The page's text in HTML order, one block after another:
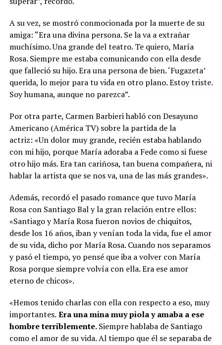
A su vez, se mostró conmocionada por la muerte de su
amiga: “Era una divina persona. Se la va a extrañar
muchísimo. Una grande del teatro. Te quiero, María
Rosa. Siempre me estaba comunicando con ella desde
que falleció su hijo. Era una persona de bien. ‘Fugazeta’
querida, lo mejor para tu vida en otro plano. Estoy triste.
Soy humana, aunque no parezca”.
Por otra parte, Carmen Barbieri habló con Desayuno
Americano (América TV) sobre la partida de la
actriz: «Un dolor muy grande, recién estaba hablando
con mi hijo, porque María adoraba a Fede como si fuese
otro hijo más. Era tan cariñosa, tan buena compañera, ni
hablar la artista que se nos va, una de las más grandes».
Además, recordó el pasado romance que tuvo María
Rosa con Santiago Bal y la gran relación entre ellos:
«Santiago y María Rosa fueron novios de chiquitos,
desde los 16 años, iban y venían toda la vida, fue el amor
de su vida, dicho por María Rosa. Cuando nos separamos
y pasó el tiempo, yo pensé que iba a volver con María
Rosa porque siempre volvía con ella. Era ese amor
eterno de chicos».
«Hemos tenido charlas con ella con respecto a eso, muy
importantes. Era una mina muy piola y amaba a ese
hombre terriblemente.Siempre hablaba de Santiago
como el amor de su vida. Al tiempo que él se separaba de